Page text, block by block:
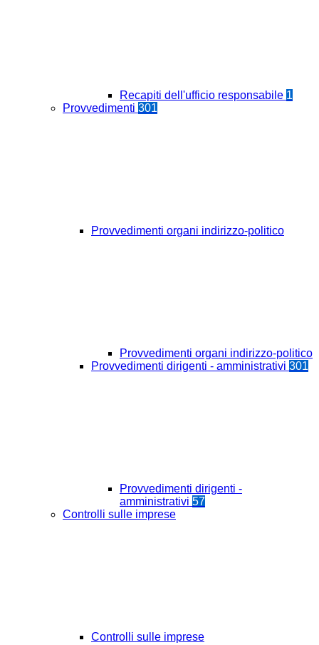
Recapiti dell'ufficio responsabile 1
Provvedimenti 301
Provvedimenti organi indirizzo-politico
Provvedimenti organi indirizzo-politico
Provvedimenti dirigenti - amministrativi 301
Provvedimenti dirigenti -
amministrativi 57
Controlli sulle imprese
Controlli sulle imprese